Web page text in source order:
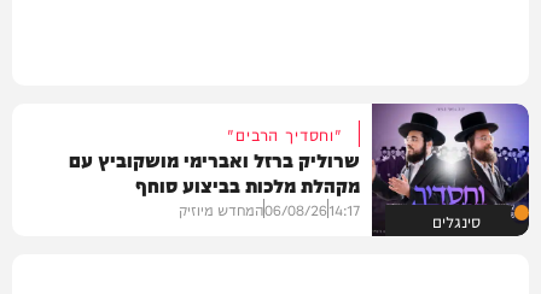
סינגלים
"וחסדיך הרבים"
שרוליק ברזל ואברימי מושקוביץ עם
מקהלת מלכות בביצוע סוחף
14:17
06/08/26המחדש מיוזיק